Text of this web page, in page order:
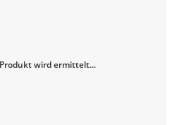
wird ermittelt...